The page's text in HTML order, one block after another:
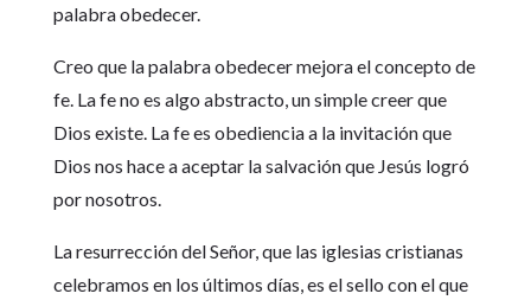
palabra obedecer.
Creo que la palabra obedecer mejora el concepto de
fe. La fe no es algo abstracto, un simple creer que
Dios existe. La fe es obediencia a la invitación que
Dios nos hace a aceptar la salvación que Jesús logró
por nosotros.
La resurrección del Señor, que las iglesias cristianas
celebramos en los últimos días, es el sello con el que